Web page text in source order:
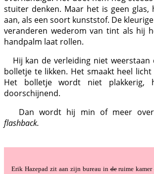
stuiter denken. Maar het is geen glas,
aan, als een soort kunststof. De
veranderen wederom van tint als hij
handpalm laat rollen.
Hij kan de verleiding niet weerstaan
bolletje te likken. Het smaakt heel
Het bolletje wordt niet plakkerig,
doorschijnend.
Dan wordt hij min of meer
flashback.
Erik Hazepad zit aan zijn bureau inderuime kamer